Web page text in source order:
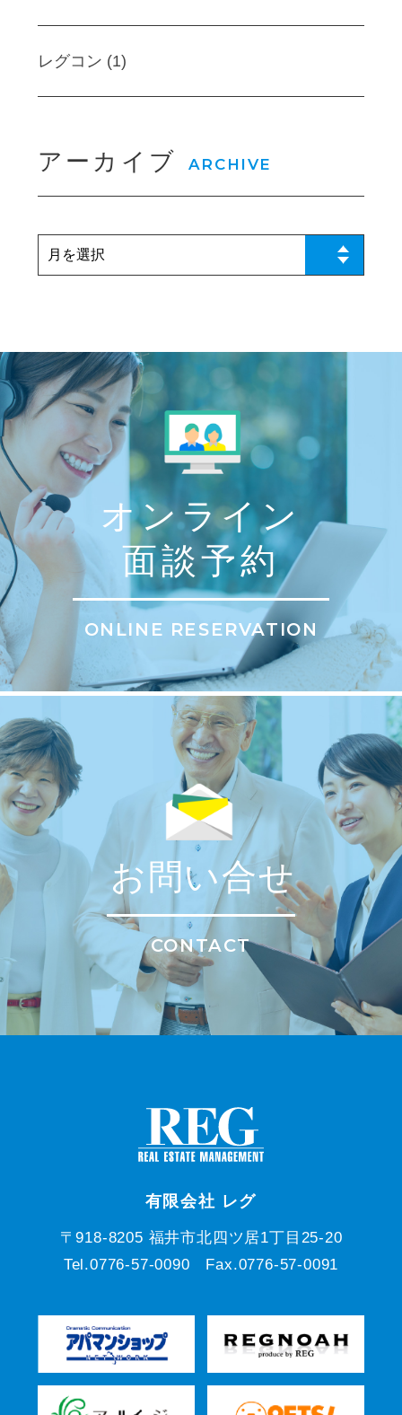
レグコン (1)
アーカイブ ARCHIVE
オンライン
面談予約
ONLINE RESERVATION
お問い合せ
CONTACT
有限会社 レグ
〒918-8205 福井市北四ツ居1丁目25-20
Tel.0776-57-0090 Fax.0776-57-0091